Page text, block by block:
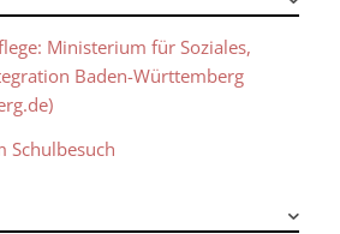
Ministerium für Soziales,
Baden-Württemberg
Schulbesuch